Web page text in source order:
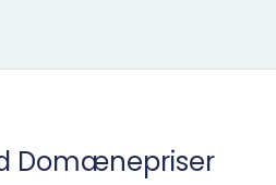
Domænepriser